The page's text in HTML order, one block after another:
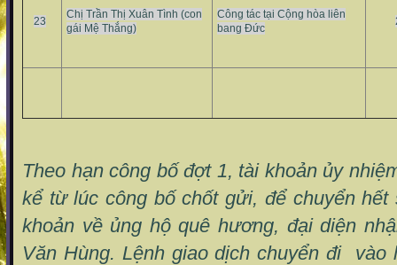
23
Chị Trần Thị Xuân Tình (con
gái Mệ Thắng)
Công tác tại Cộng hòa liên
bang Đức
Theo hạn công bố đợt 1, tài khoản ủy
kể từ lúc công bố chốt gửi, để chuyển hết
khoản về ủng hộ quê hương, đại diện
Văn Hùng. Lệnh giao dịch chuyển đi vào